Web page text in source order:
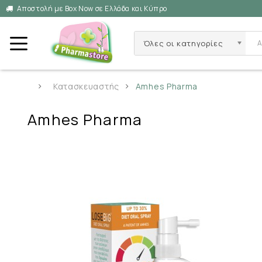
Αποστολή με Box Now σε Ελλάδα και Κύπρο
Όλες οι κατηγορίες
Κατασκευαστής Amhes Pharma
Amhes Pharma